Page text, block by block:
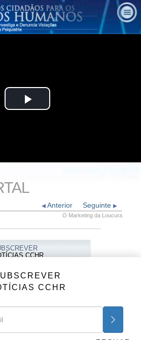
Play
Seguinte
Anterior
O Marketing da Loucura
CCHR
CCHR